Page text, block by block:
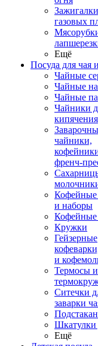
газовых
Ещё
Посуда для чая
Чайные
Чайные
Чайные
Чайники
кипячения
чайники,
френч-
Кофейные
и наборы
Кружки
Гейзерные
и
Термосы и
Ситечки
заварки
Шкатулки
Ещё